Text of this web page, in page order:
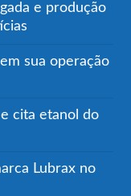
e produção
sua operação
cita etanol do
Lubrax no